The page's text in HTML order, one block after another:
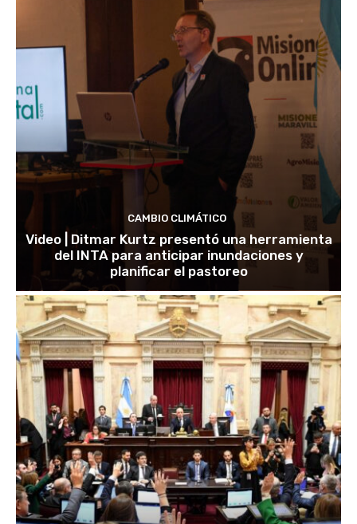
CAMBIO CLIMÁTICO
Video | Ditmar Kurtz presentó una herramienta
del INTA para anticipar inundaciones y
planificar el pastoreo